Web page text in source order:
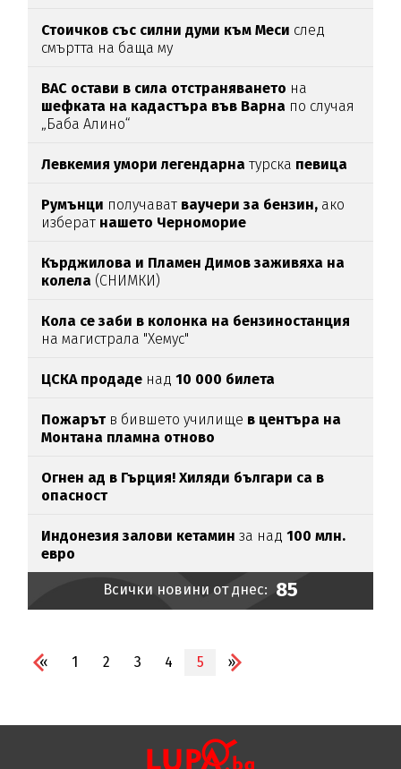
Стоичков със силни думи към Меси след
смъртта на баща му
ВАС остави в сила отстраняването на
шефката на кадастъра във Варна по случая
„Баба Алино“
Левкемия умори легендарна турска певица
Румънци получават ваучери за бензин, ако
изберат нашето Черноморие
Кърджилова и Пламен Димов заживяха на
колела (СНИМКИ)
Кола се заби в колонка на бензиностанция
на магистрала "Хемус"
ЦСКА продаде над10 000 билета
Пожарът в бившето училище в центъра на
Монтана пламна отново
Огнен ад в Гърция! Хиляди българи са в
опасност
Индонезия залови кетамин за над100 млн.
евро
Всички новини от днес: 85
« 1 2 3 4 5 »